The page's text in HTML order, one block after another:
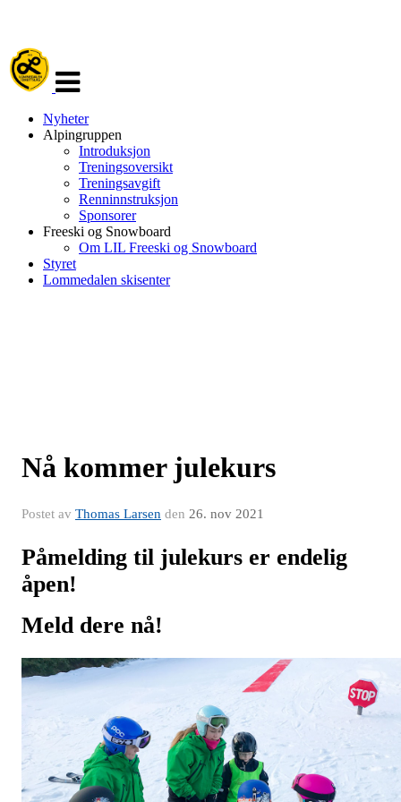
navigasjon
Nyheter
Alpingruppen
Introduksjon
Treningsoversikt
Treningsavgift
Renninnstruksjon
Sponsorer
Freeski og Snowboard
Om LIL Freeski og Snowboard
Styret
Lommedalen skisenter
Nå kommer julekurs
Postet av Thomas Larsen den 26. nov 2021
Påmelding til julekurs er endelig
åpen!
Meld dere nå!